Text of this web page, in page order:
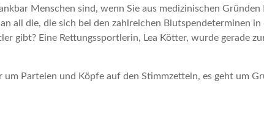
Menschen sind, wenn Sie aus medizinischen
all die, die sich bei den zahlreichen Blutspendeterminen
gibt? Eine Rettungssportlerin, Lea Kötter, wurde gerade
Parteien und Köpfe auf den Stimmzetteln, es geht um